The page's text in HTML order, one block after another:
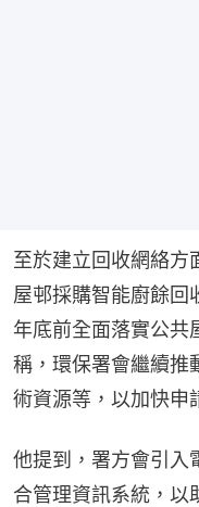
至於建立回收網絡方
屋邨採購智能廚餘
年底前全面落實公共
稱，環保署會繼續推
術資源等，以加快申
他提到，署方會引入
合管理資訊系統，以